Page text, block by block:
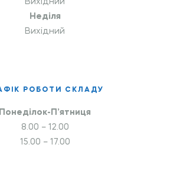
Вихідний
Неділя
Вихідний
РОБОТИ СКЛАДУ
Понеділок-П’ятниця
8.00 – 12.00
15.00 – 17.00